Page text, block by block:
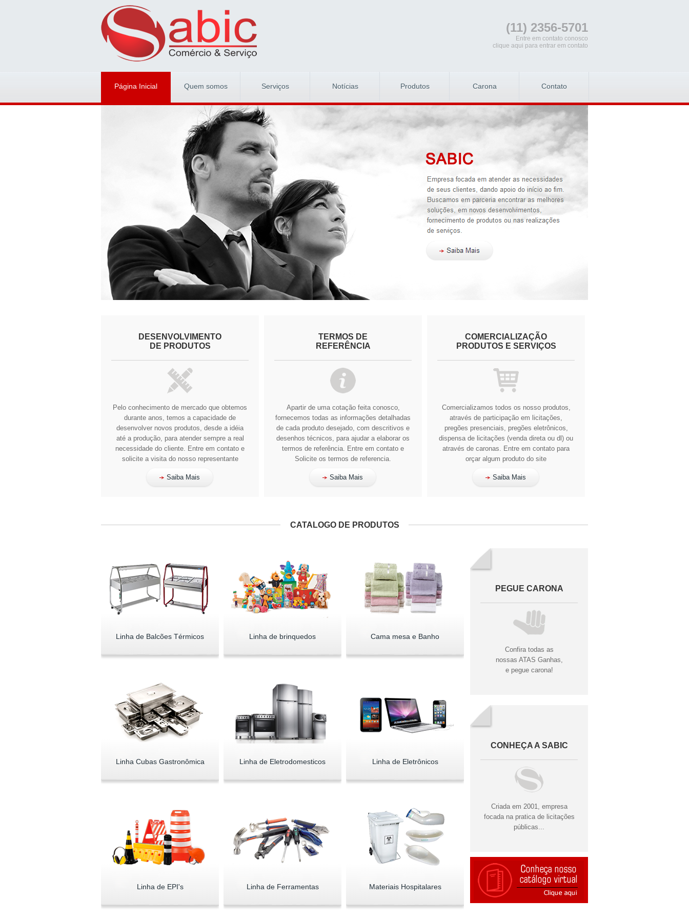
(11) 2356-5701
Entre em contato conosco
clique aqui para entrar em contato
Página Inicial Quem somos Serviços Notícias Produtos Carona Contato
DESENVOLVIMENTO
DE PRODUTOS
Pelo conhecimento de mercado que obtemos
durante anos, temos a capacidade de
desenvolver novos produtos, desde a idéia
até a produção, para atender sempre a real
necessidade do cliente. Entre em contato e
solicite a visita do nosso representante
Saiba Mais
TERMOS DE
REFERÊNCIA
Apartir de uma cotação feita conosco,
fornecemos todas as informações detalhadas
de cada produto desejado, com descritivos e
desenhos técnicos, para ajudar a elaborar os
termos de referência. Entre em contato e
Solicite os termos de referencia.
Saiba Mais
COMERCIALIZAÇÃO
PRODUTOS E SERVIÇOS
Comercializamos todos os nosso produtos,
através de participação em licitações,
pregões presenciais, pregões eletrônicos,
dispensa de licitações (venda direta ou dl) ou
através de caronas. Entre em contato para
orçar algum produto do site
Saiba Mais
CATALOGO DE PRODUTOS
PEGUE CARONA
Confira todas as
nossas ATAS Ganhas,
e pegue carona!
CONHEÇA A SABIC
Criada em 2001, empresa
focada na pratica de licitações
públicas...
Linha de Balcões Térmicos Linha de brinquedos Cama mesa e Banho
Linha Cubas Gastronômica Linha de Eletrodomesticos Linha de Eletrônicos
Linha de EPI's Linha de Ferramentas Materiais Hospitalares